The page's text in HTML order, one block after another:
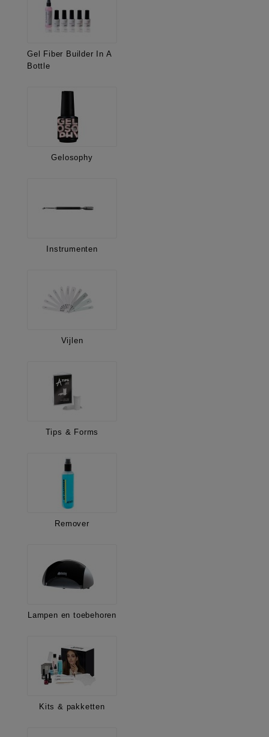
Gel Fiber Builder In A
Bottle
Gelosophy
Instrumenten
Vijlen
Tips & Forms
Remover
Lampen en toebehoren
Kits & pakketten